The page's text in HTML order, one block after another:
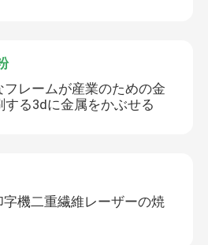
フレームが産業のための金
する3dに金属をかぶせる
字機二重繊維レーザーの焼